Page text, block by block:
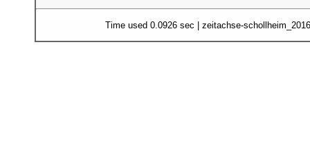
Time used 0.0926 sec | zeitachse-